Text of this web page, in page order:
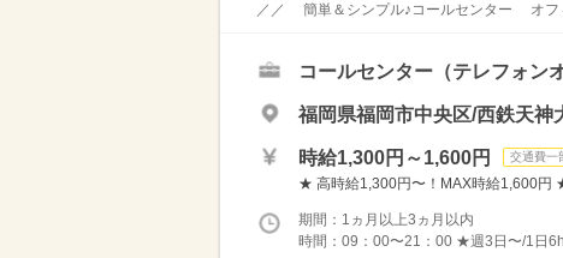
／／ 簡単＆シンプル♪コールセンター オフ
コールセンター（テレフォン
福岡県福岡市中央区/西鉄天神
時給1,300円～1,600円 交通費一
★ 高時給1,300円〜！MAX時給1,600円
期間：1ヵ月以上3ヵ月以内
時間：09：00〜21：00 ★週3日〜/1日